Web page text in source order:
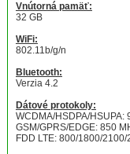
Vnútorná pamäť:
32 GB
WiFi:
802.11b/g/n
Bluetooth:
Verzia 4.2
Dátové protokoly:
WCDMA/HSDPA/HSUPA:
GSM/GPRS/EDGE: 850
FDD LTE: 800/1800/